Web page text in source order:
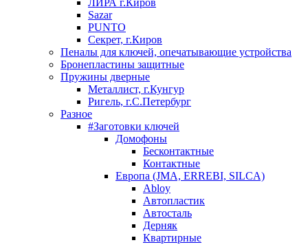
ЛИРА г.Киров
Sazar
PUNTO
Секрет, г.Киров
Пеналы для ключей, опечатывающие устройства
Бронепластины защитные
Пружины дверные
Металлист, г.Кунгур
Ригель, г.С.Петербург
Разное
#Заготовки ключей
Домофоны
Бесконтактные
Контактные
Европа (JMA, ERREBI, SILCA)
Abloy
Автопластик
Автосталь
Дерняк
Квартирные